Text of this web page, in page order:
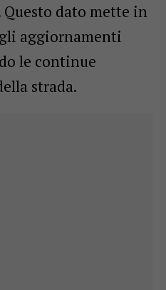
Questo dato mette in
aggiornamenti
le continue
strada.